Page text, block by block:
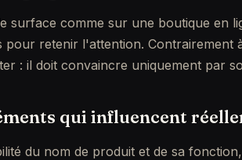
surface comme sur une boutique en
pour retenir l'attention. Contrairement
: il doit convaincre uniquement par
qui influencent
du nom de produit et de sa